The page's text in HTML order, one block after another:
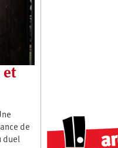
et
de
duel